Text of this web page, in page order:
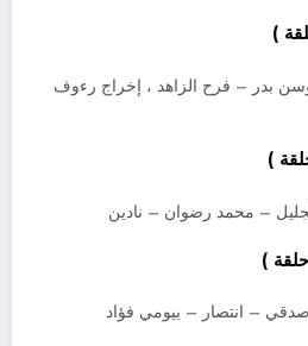
بدر – فرح الزاهد ، إخراج رءوف
– محمد رضوان – نادين
– انتصار – بيومي فؤاد